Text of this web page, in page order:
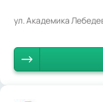
ул. Академика